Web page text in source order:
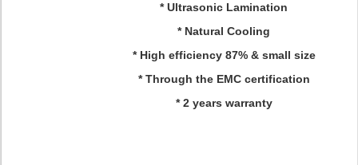
* Ultrasonic Lamination
* Natural Cooling
* High efficiency 87% & small size
* Through the EMC certification
* 2 years warranty